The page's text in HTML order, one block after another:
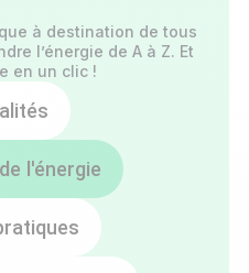
à destination de tous
l’énergie de A à Z. Et
en un clic !
l'énergie